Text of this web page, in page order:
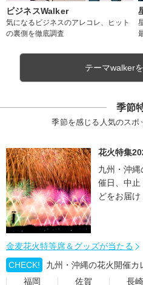
ビジネスWalker
気になるビジネスのアレコレ、ヒット
の裏側を徹底調査
テーマwalker
季節
季節を感じる人気のスポ
花火特集
九州・沖
催日、中止
どをお届け
金麦花火特等席＆グッズが当たる
CHECK!
九州・沖縄の花火開催カ
福岡
佐賀 長崎